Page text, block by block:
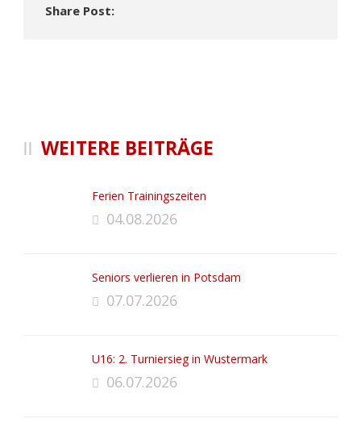
Share Post:
WEITERE BEITRÄGE
Ferien Trainingszeiten
04.08.2026
Seniors verlieren in Potsdam
07.07.2026
U16: 2. Turniersieg in Wustermark
06.07.2026